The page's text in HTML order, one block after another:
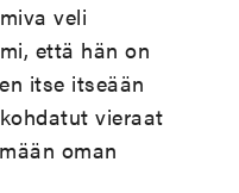
veli
että hän on
itse itseään
vieraat
oman